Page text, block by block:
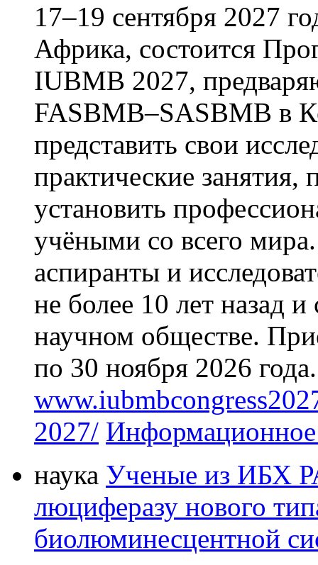
17–19 сентября 2027
Африка, состоится
IUBMB 2027,
FASBMB–SASBMB в
представить свои
практические занятия,
установить
учёными со всего
аспиранты и
не более 10 лет назад
научном обществе.
по 30 ноября 2026
2027/
наука Ученые из ИБХ
люциферазу нового
биолюминесцентной